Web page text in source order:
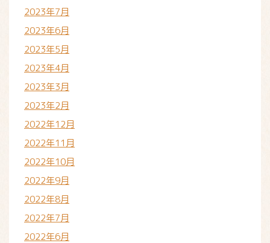
2023年7月
2023年6月
2023年5月
2023年4月
2023年3月
2023年2月
2022年12月
2022年11月
2022年10月
2022年9月
2022年8月
2022年7月
2022年6月